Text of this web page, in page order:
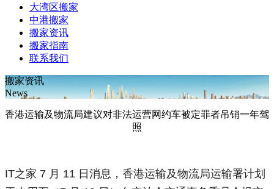
大湾区搬家
中港搬家
搬家资讯
搬家指南
联系我们
搬家资讯
News
香港运输及物流局建议对非法运营网约车被定罪者吊销一年驾
照
IT之家 7 月 11 日消息，香港运输及物流局运输署计划